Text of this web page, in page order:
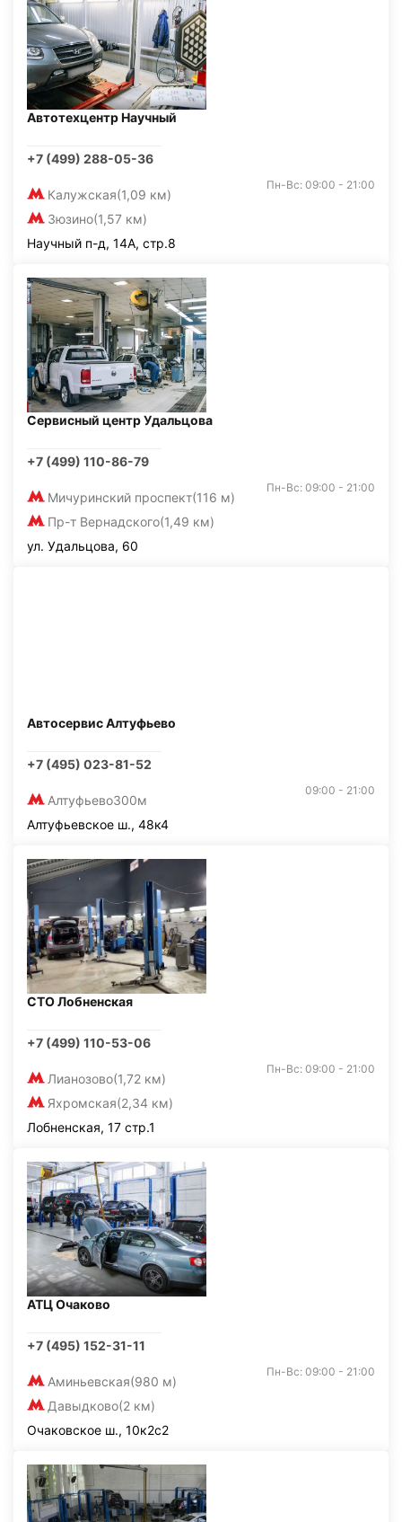
Автотехцентр Научный
+7 (499) 288-05-36
Калужская(1,09 км)
Зюзино(1,57 км)
Пн-Вс: 09:00 - 21:00
Научный п-д, 14А, стр.8
Сервисный центр Удальцова
+7 (499) 110-86-79
Мичуринский проспект(116 м)
Пр-т Вернадского(1,49 км)
Пн-Вс: 09:00 - 21:00
ул. Удальцова, 60
Автосервис Алтуфьево
+7 (495) 023-81-52
Алтуфьево300м
09:00 - 21:00
Алтуфьевское ш., 48к4
СТО Лобненская
+7 (499) 110-53-06
Лианозово(1,72 км)
Яхромская(2,34 км)
Пн-Вс: 09:00 - 21:00
Лобненская, 17 стр.1
АТЦ Очаково
+7 (495) 152-31-11
Аминьевская(980 м)
Давыдково(2 км)
Пн-Вс: 09:00 - 21:00
Очаковское ш., 10к2с2